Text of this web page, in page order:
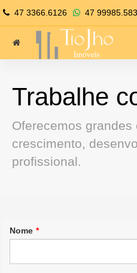
47 3366.6126 47
Trabalhe
Oferecemos
crescimento,
profissional.
Nome *